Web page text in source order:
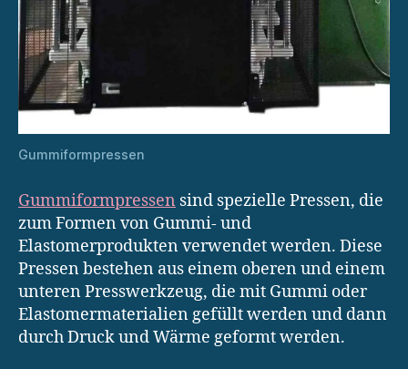
Gummiformpressen
Gummiformpressen sind spezielle Pressen, die
zum Formen von Gummi- und
Elastomerprodukten verwendet werden. Diese
Pressen bestehen aus einem oberen und einem
unteren Presswerkzeug, die mit Gummi oder
Elastomermaterialien gefüllt werden und dann
durch Druck und Wärme geformt werden.